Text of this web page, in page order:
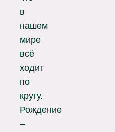
в
нашем
мире
всё
ходит
по
кругу.
Рождение
–